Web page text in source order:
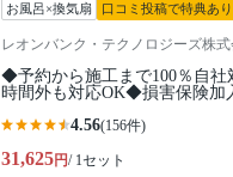
お風呂×換気扇 口コミ投稿で特典あり
レオンバンク・テクノロジーズ株式
◆予約から施工まで100％自
時間外も対応OK◆損害保険加
4.56(156件)
31,625円/ 1セット